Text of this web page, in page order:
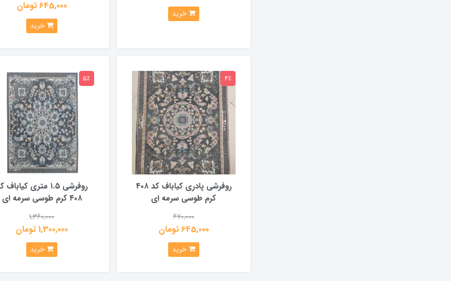
خرید
645,000 تومان
خرید
روفرشی پادری کیاباف کد ۴۰۸
کرم طوسی سرمه ای
670,000
645,000 تومان
4٪
خرید
روفرشی ۱.۵ متری
۴۰۸ کرم طوسی سرمه ای
1,360,000
1,300,000 تومان
5٪
خرید